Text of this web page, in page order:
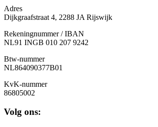
Adres
Dijkgraafstraat 4, 2288 JA Rijswijk
Rekeningnummer / IBAN
NL91 INGB 010 207 9242
Btw-nummer
NL864090377B01
KvK-nummer
86805002
Volg ons: